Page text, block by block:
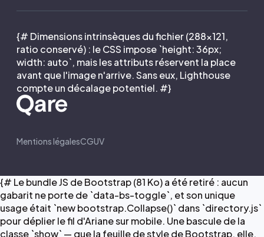
{# Dimensions intrinsèques du fichier (288×121,
ratio conservé) : le CSS impose `height: 36px;
width: auto`, mais les attributs réservent la place
avant que l'image n'arrive. Sans eux, Lighthouse
compte un décalage potentiel. #}
Mentions légalesCGUV
{# Le bundle JS de Bootstrap (81 Ko) a été retiré : aucun
gabarit ne porte de `data-bs-toggle`, et son unique
usage était `new bootstrap.Collapse()` dans `directory.js`
pour déplier le fil d'Ariane sur mobile. Une bascule de la
classe `show` — que la feuille de style de Bootstrap, elle,